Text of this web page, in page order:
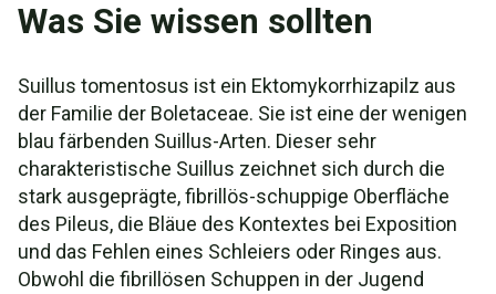
Was Sie wissen sollten
Suillus tomentosus ist ein Ektomykorrhizapilz aus
der Familie der Boletaceae. Sie ist eine der wenigen
blau färbenden Suillus-Arten. Dieser sehr
charakteristische Suillus zeichnet sich durch die
stark ausgeprägte, fibrillös-schuppige Oberfläche
des Pileus, die Bläue des Kontextes bei Exposition
und das Fehlen eines Schleiers oder Ringes aus.
Obwohl die fibrillösen Schuppen in der Jugend